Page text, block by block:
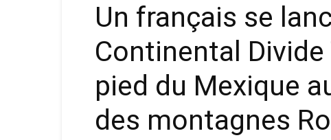
Un français se
Continental
pied du Mexique
des montagnes